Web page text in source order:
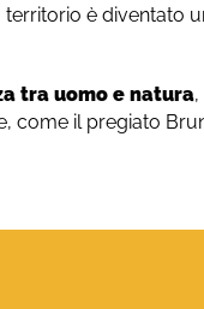
è diventato
tra uomo e natura,
come il pregiato